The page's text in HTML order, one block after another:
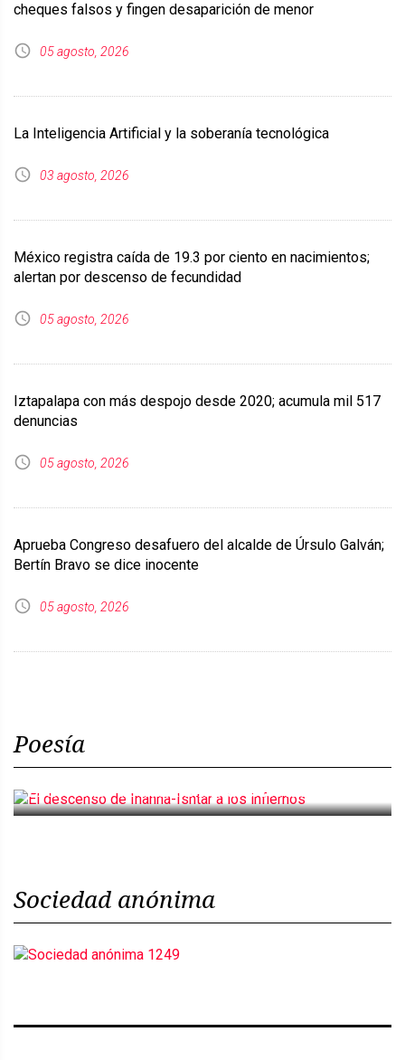
cheques falsos y fingen desaparición de menor
05 agosto, 2026
La Inteligencia Artificial y la soberanía tecnológica
03 agosto, 2026
México registra caída de 19.3 por ciento en nacimientos;
alertan por descenso de fecundidad
05 agosto, 2026
Iztapalapa con más despojo desde 2020; acumula mil 517
denuncias
05 agosto, 2026
Aprueba Congreso desafuero del alcalde de Úrsulo Galván;
Bertín Bravo se dice inocente
05 agosto, 2026
Poesía
El descenso de Inanna-Ishtar a los infiernos
Sociedad anónima